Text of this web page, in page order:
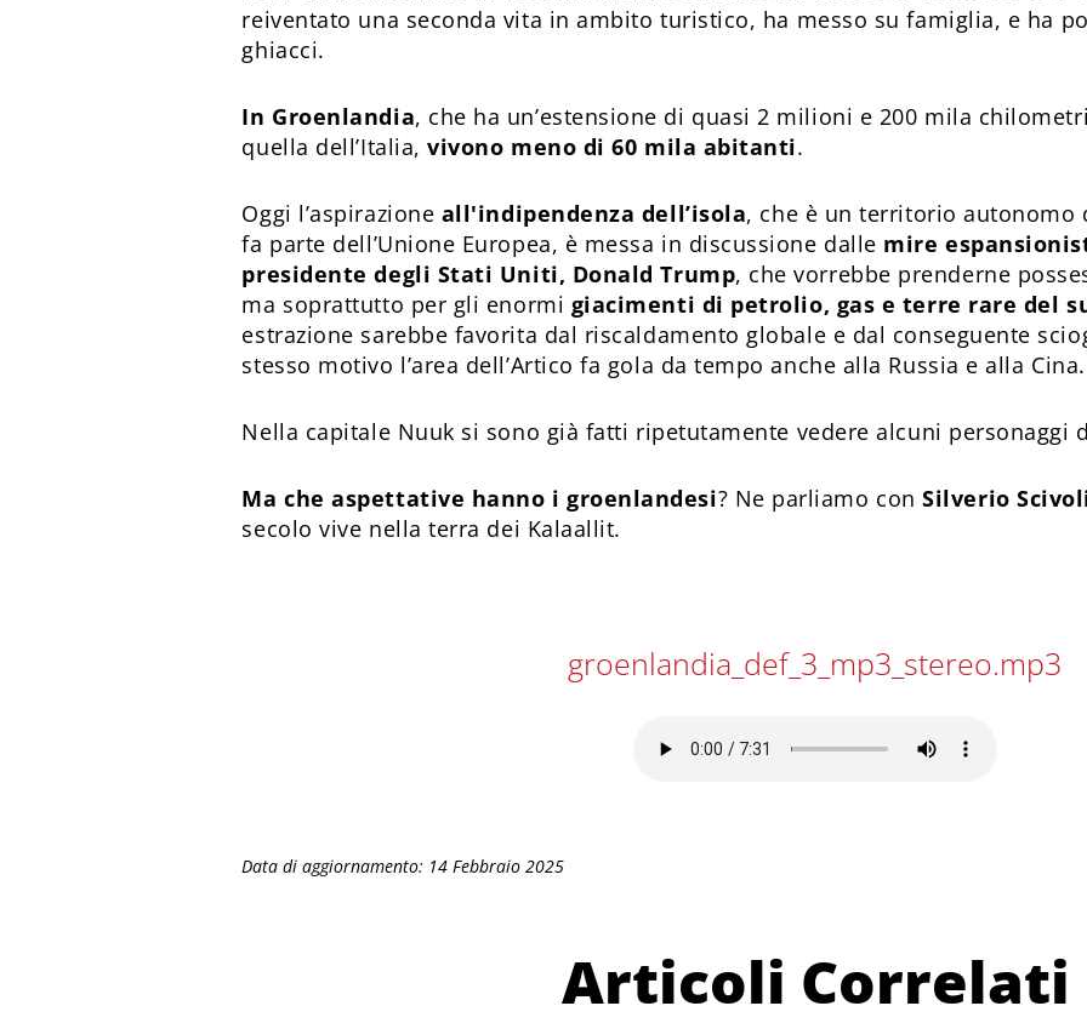
reiventato una seconda vita in ambito turistico, ha messo su famiglia, e ha
ghiacci.
In Groenlandia, che ha un’estensione di quasi 2 milioni e 200 mila
quella dell’Italia,vivono meno di 60 mila abitanti.
Oggi l’aspirazione all'indipendenza dell’isola, che è un territorio autonomo
fa parte dell’Unione Europea, è messa in discussione dalle mire
presidente degli Stati Uniti, Donald Trump, che vorrebbe prenderne
ma soprattutto per gli enormi giacimenti di petrolio, gas e terre rare del
estrazione sarebbe favorita dal riscaldamento globale e dal conseguente
stesso motivo l’area dell’Artico fa gola da tempo anche alla Russia e alla Cina.
Nella capitale Nuuk si sono già fatti ripetutamente vedere alcuni personaggi
Ma che aspettative hanno i groenlandesi? Ne parliamo conSilverio
secolo vive nella terra dei Kalaallit.
groenlandia_def_3_mp3_stereo.mp3
Data di aggiornamento: 14 Febbraio 2025
Articoli Correlati